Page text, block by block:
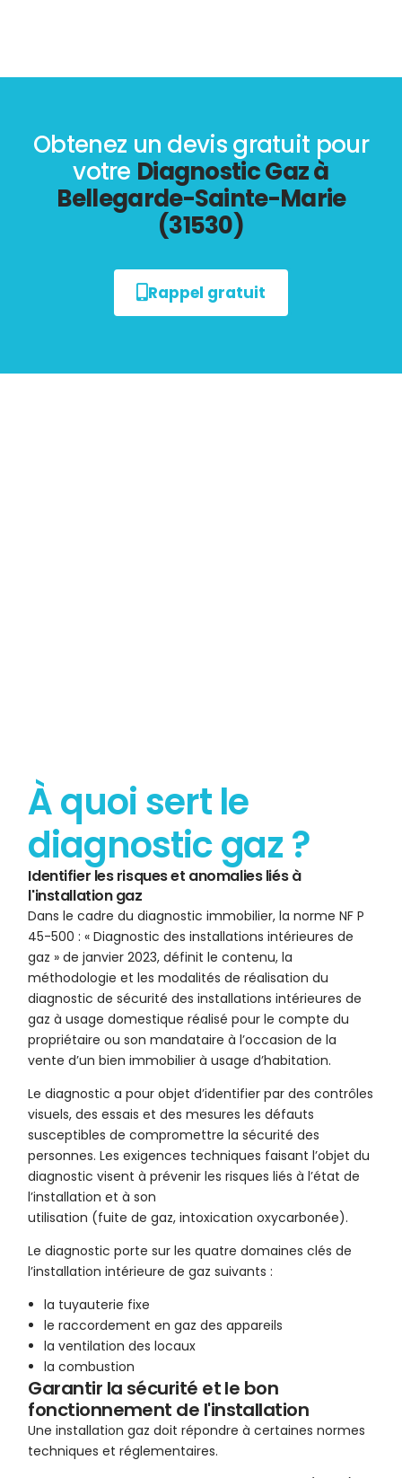
Obtenez un devis gratuit pour
votre Diagnostic Gaz à
Bellegarde-Sainte-Marie
(31530)
Rappel gratuit
À quoi sert le
diagnostic gaz ?
Identifier les risques et anomalies liés à
l'installation gaz
Dans le cadre du diagnostic immobilier, la norme NF P
45-500 : « Diagnostic des installations intérieures de
gaz » de janvier 2023, définit le contenu, la
méthodologie et les modalités de réalisation du
diagnostic de sécurité des installations intérieures de
gaz à usage domestique réalisé pour le compte du
propriétaire ou son mandataire à l’occasion de la
vente d’un bien immobilier à usage d’habitation.
Le diagnostic a pour objet d’identifier par des contrôles
visuels, des essais et des mesures les défauts
susceptibles de compromettre la sécurité des
personnes. Les exigences techniques faisant l’objet du
diagnostic visent à prévenir les risques liés à l’état de
l’installation et à son
utilisation (fuite de gaz, intoxication oxycarbonée).
Le diagnostic porte sur les quatre domaines clés de
l’installation intérieure de gaz suivants :
la tuyauterie fixe
le raccordement en gaz des appareils
la ventilation des locaux
la combustion
Garantir la sécurité et le bon
fonctionnement de l'installation
Une installation gaz doit répondre à certaines normes
techniques et réglementaires.